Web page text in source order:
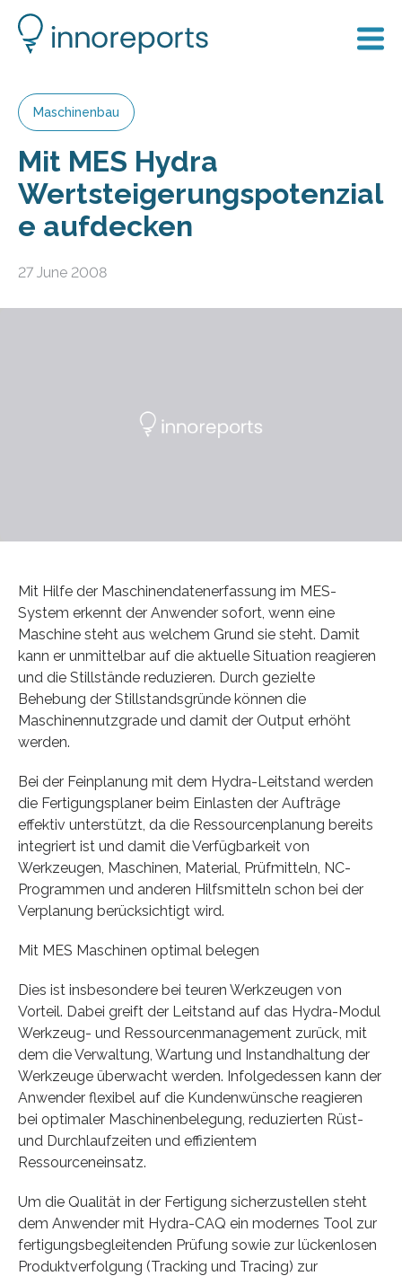
Maschinenbau
Mit MES Hydra
Wertsteigerungspotenzial
e aufdecken
27 June 2008
Mit Hilfe der Maschinendatenerfassung im MES-
System erkennt der Anwender sofort, wenn eine
Maschine steht aus welchem Grund sie steht. Damit
kann er unmittelbar auf die aktuelle Situation reagieren
und die Stillstände reduzieren. Durch gezielte
Behebung der Stillstandsgründe können die
Maschinennutzgrade und damit der Output erhöht
werden.
Bei der Feinplanung mit dem Hydra-Leitstand werden
die Fertigungsplaner beim Einlasten der Aufträge
effektiv unterstützt, da die Ressourcenplanung bereits
integriert ist und damit die Verfügbarkeit von
Werkzeugen, Maschinen, Material, Prüfmitteln, NC-
Programmen und anderen Hilfsmitteln schon bei der
Verplanung berücksichtigt wird.
Mit MES Maschinen optimal belegen
Dies ist insbesondere bei teuren Werkzeugen von
Vorteil. Dabei greift der Leitstand auf das Hydra-Modul
Werkzeug- und Ressourcenmanagement zurück, mit
dem die Verwaltung, Wartung und Instandhaltung der
Werkzeuge überwacht werden. Infolgedessen kann der
Anwender flexibel auf die Kundenwünsche reagieren
bei optimaler Maschinenbelegung, reduzierten Rüst-
und Durchlaufzeiten und effizientem
Ressourceneinsatz.
Um die Qualität in der Fertigung sicherzustellen steht
dem Anwender mit Hydra-CAQ ein modernes Tool zur
fertigungsbegleitenden Prüfung sowie zur lückenlosen
Produktverfolgung (Tracking und Tracing) zur